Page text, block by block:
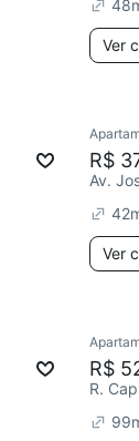
48
Ver
R$
42
Ver
R$
R.
99